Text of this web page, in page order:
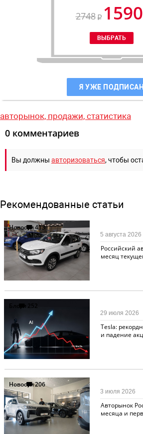
2748
1590
Я УЖЕ ПОДПИСАН
авторынок, продажи, статистика
0 комментариев
Вы должны авторизоваться, чтобы
Рекомендованные статьи
Новости413
Российский
месяц
5 августа 2026
Блоги 252
Tesla:
и падение
29 июля 2026
Новости206
Авторынок
месяца и
3 июля 2026